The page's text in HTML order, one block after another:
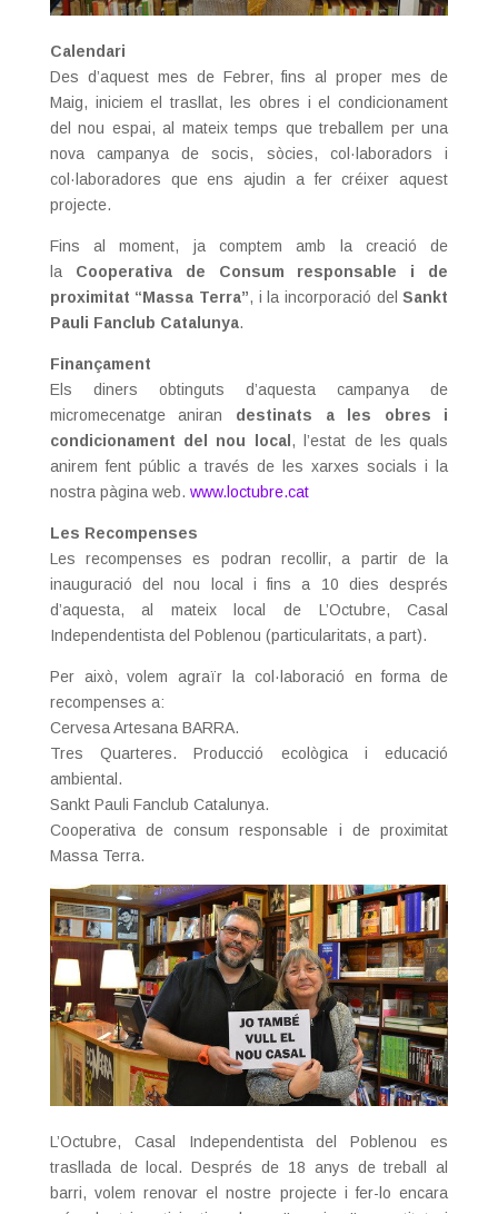
Calendari
Des d’aquest mes de Febrer, fins al proper mes de
Maig, iniciem el trasllat, les obres i el condicionament
del nou espai, al mateix temps que treballem per una
nova campanya de socis, sòcies, col·laboradors i
col·laboradores que ens ajudin a fer créixer aquest
projecte.
Fins al moment, ja comptem amb la creació de
la Cooperativa de Consum responsable i de
proximitat “Massa Terra”, i la incorporació delSankt
Pauli Fanclub Catalunya.
Finançament
Els diners obtinguts d’aquesta campanya de
micromecenatge aniran destinats a les obres i
condicionament del nou local, l’estat de les quals
anirem fent públic a través de les xarxes socials i la
nostra pàgina web. www.loctubre.cat
Les Recompenses
Les recompenses es podran recollir, a partir de la
inauguració del nou local i fins a 10 dies després
d’aquesta, al mateix local de L’Octubre, Casal
Independentista del Poblenou (particularitats, a part).
Per això, volem agraïr la col·laboració en forma de
recompenses a:
Cervesa Artesana BARRA.
Tres Quarteres. Producció ecològica i educació
ambiental.
Sankt Pauli Fanclub Catalunya.
Cooperativa de consum responsable i de proximitat
Massa Terra.
L’Octubre, Casal Independentista del Poblenou es
trasllada de local. Després de 18 anys de treball al
barri, volem renovar el nostre projecte i fer-lo encara